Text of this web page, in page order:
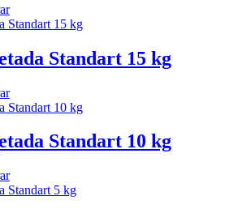
Standart 15 kg
Standart 10 kg